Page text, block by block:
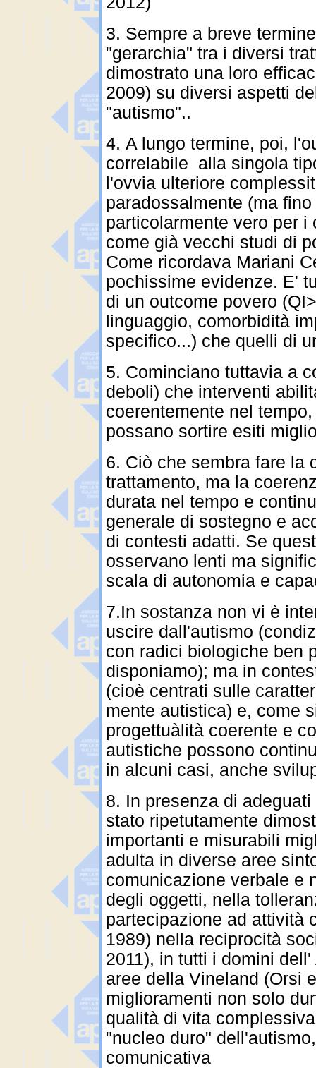
3. Sempre a breve
"gerarchia" tra i diversi
dimostrato una loro
2009) su diversi aspetti
"autismo"..
4. A lungo termine, poi,
correlabile alla singola
l'ovvia ulteriore
paradossalmente (ma
particolarmente vero per
come già vecchi studi di
Come ricordava Mariani
pochissime evidenze. E'
di un outcome povero
linguaggio, comorbidità
specifico...) che quelli di
5. Cominciano tuttavia a
deboli) che interventi
coerentemente nel
possano sortire esiti
6. Ciò che sembra fare la
trattamento, ma la
durata nel tempo e
generale di sostegno e
di contesti adatti. Se
osservano lenti ma
scala di autonomia e
7.In sostanza non vi è
uscire dall'autismo
con radici biologiche ben
disponiamo); ma in
(cioè centrati sulle
mente autistica) e, come
progettuàlità coerente e
autistiche possono
in alcuni casi, anche
8. In presenza di
stato ripetutamente
importanti e misurabili
adulta in diverse aree
comunicazione verbale e
degli oggetti, nella
partecipazione ad attività
1989) nella reciprocità
2011), in tutti i domini
aree della Vineland (Orsi
miglioramenti non solo
qualità di vita
"nucleo duro"
comunicativa